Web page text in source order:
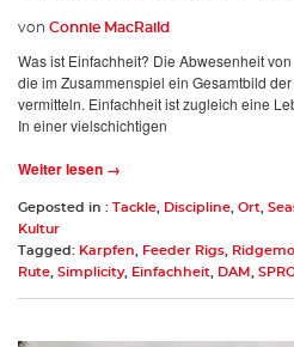
von Connie MacRaild
Was ist Einfachheit? Die Abwesenheit
die im Zusammenspiel ein Gesamtbild
vermitteln. Einfachheit ist zugleich eine
In einer vielschichtigen
Weiter lesen →
Geposted in : Tackle Discipline Ort
Kultur
Tagged: Karpfen Feeder Rigs
Rute Simplicity, Einfachheit DAM